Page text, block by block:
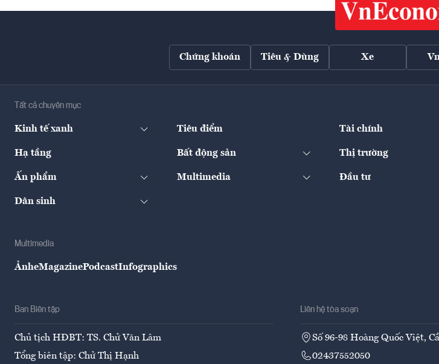
Chứng khoán Tiêu & Dùng Xe
Tất cả chuyên mục
Kinh tế xanh Tiêu điểm Tài chính
Hạ tầng Bất động sản Thị trường
Ấn phẩm Multimedia Đầu tư
Dân sinh
Multimedia
ẢnheMagazinePodcastInfographics
Ban Biên tập
Chủ tịch HĐBT: TS. Chử Văn Lâm
Tổng biên tập: Chử Thị Hạnh
Liên hệ tòa soạn
Số 96-98 Hoàng Quốc Việt,
02437552050